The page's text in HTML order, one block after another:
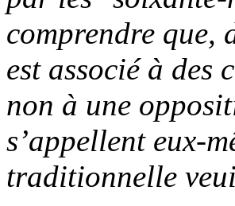
comprendre que,
est associé à
non à une
s’appellent eux-
traditionnelle